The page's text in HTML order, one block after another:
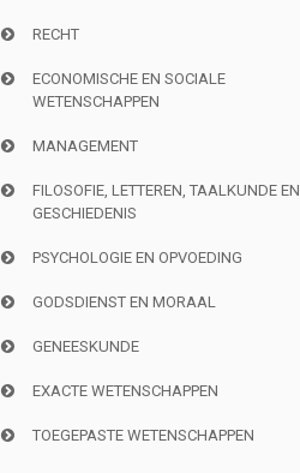
RECHT
ECONOMISCHE EN SOCIALE
WETENSCHAPPEN
MANAGEMENT
FILOSOFIE, LETTEREN, TAALKUNDE EN
GESCHIEDENIS
PSYCHOLOGIE EN OPVOEDING
GODSDIENST EN MORAAL
GENEESKUNDE
EXACTE WETENSCHAPPEN
TOEGEPASTE WETENSCHAPPEN